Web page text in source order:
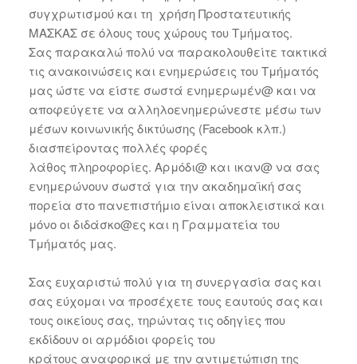
συγχρωτισμού και τη χρήση Προστατευτικής
ΜΑΣΚΑΣ σε όλους τους χώρους του Τμήματος.
Σας παρακαλώ πολύ να παρακολουθείτε τακτικά
τις ανακοινώσεις και ενημερώσεις του Τμήματός
μας ώστε να είστε σωστά ενημερωμέν@ και να
αποφεύγετε να αλληλοενημερώνεστε μέσω των
μέσων κοινωνικής δικτύωσης (Facebook κλπ.)
διασπείροντας πολλές φορές
λάθος πληροφορίες. Αρμόδι@ και ικαν@ να σας
ενημερώνουν σωστά για την ακαδημαϊκή σας
πορεία στο πανεπιστήμιο είναι αποκλειστικά και
μόνο οι διδάσκο@ες και η Γραμματεία του
Τμήματός μας.
Σας ευχαριστώ πολύ για τη συνεργασία σας και
σας εύχομαι να προσέχετε τους εαυτούς σας και
τους οικείους σας, τηρώντας τις οδηγίες που
εκδίδουν οι αρμόδιοι φορείς του
κράτους αναφορικά με την αντιμετώπιση της